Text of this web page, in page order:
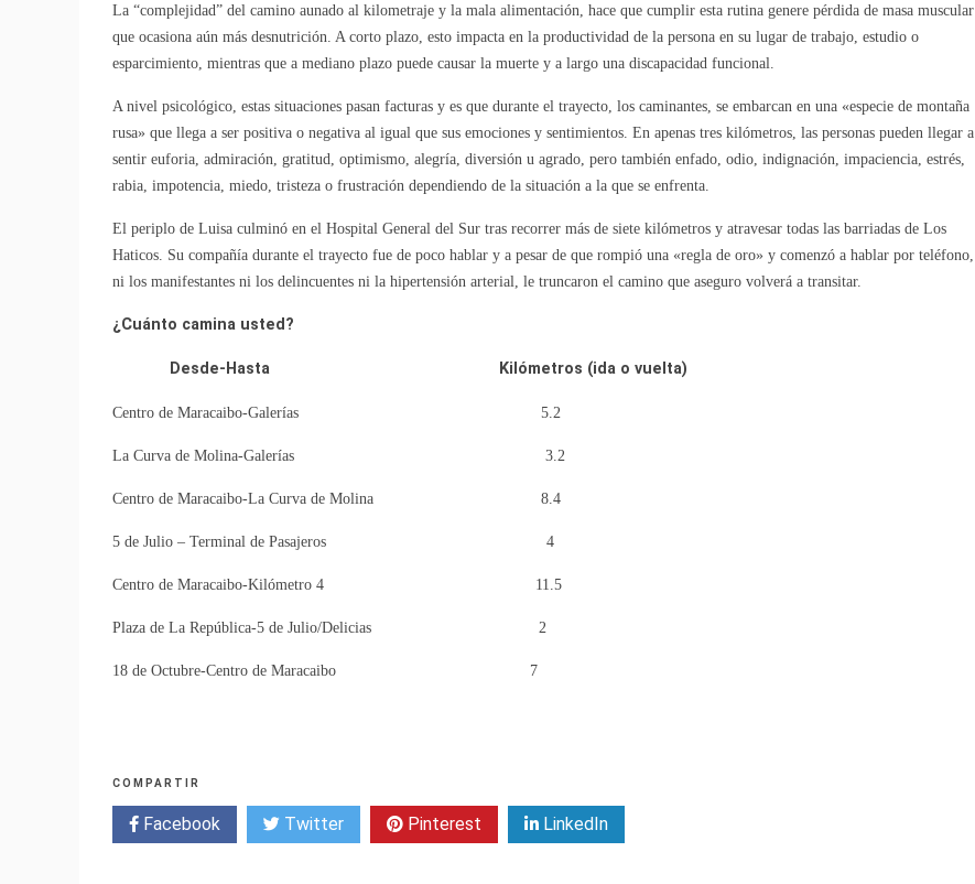
La “complejidad” del camino aunado al kilometraje y la mala alimentación, hace que cumplir esta rutina genere pérdida de masa muscular
que ocasiona aún más desnutrición. A corto plazo, esto impacta en la productividad de la persona en su lugar de trabajo, estudio o
esparcimiento, mientras que a mediano plazo puede causar la muerte y a largo una discapacidad funcional.
A nivel psicológico, estas situaciones pasan facturas y es que durante el trayecto, los caminantes, se embarcan en una «especie de montaña
rusa» que llega a ser positiva o negativa al igual que sus emociones y sentimientos. En apenas tres kilómetros, las personas pueden llegar a
sentir euforia, admiración, gratitud, optimismo, alegría, diversión u agrado, pero también enfado, odio, indignación, impaciencia, estrés,
rabia, impotencia, miedo, tristeza o frustración dependiendo de la situación a la que se enfrenta.
El periplo de Luisa culminó en el Hospital General del Sur tras recorrer más de siete kilómetros y atravesar todas las barriadas de Los
Haticos. Su compañía durante el trayecto fue de poco hablar y a pesar de que rompió una «regla de oro» y comenzó a hablar por teléfono,
ni los manifestantes ni los delincuentes ni la hipertensión arterial, le truncaron el camino que aseguro volverá a transitar.
¿Cuánto camina usted?
Desde-Hasta Kilómetros (ida o vuelta)
Centro de Maracaibo-Galerías 5.2
La Curva de Molina-Galerías 3.2
Centro de Maracaibo-La Curva de Molina 8.4
5 de Julio – Terminal de Pasajeros 4
Centro de Maracaibo-Kilómetro 4 11.5
Plaza de La República-5 de Julio/Delicias 2
18 de Octubre-Centro de Maracaibo 7
COMPARTIR
Facebook Twitter Pinterest LinkedIn